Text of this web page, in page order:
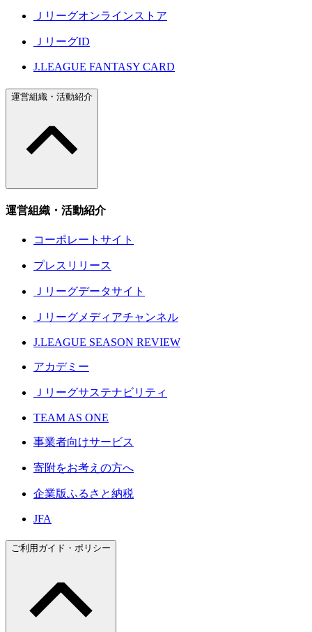
Ｊリーグオンラインストア
ＪリーグID
J.LEAGUE FANTASY CARD
運営組織・活動紹介
運営組織・活動紹介
コーポレートサイト
プレスリリース
Ｊリーグデータサイト
Ｊリーグメディアチャンネル
J.LEAGUE SEASON REVIEW
アカデミー
Ｊリーグサステナビリティ
TEAM AS ONE
事業者向けサービス
寄附をお考えの方へ
企業版ふるさと納税
JFA
ご利用ガイド・ポリシー